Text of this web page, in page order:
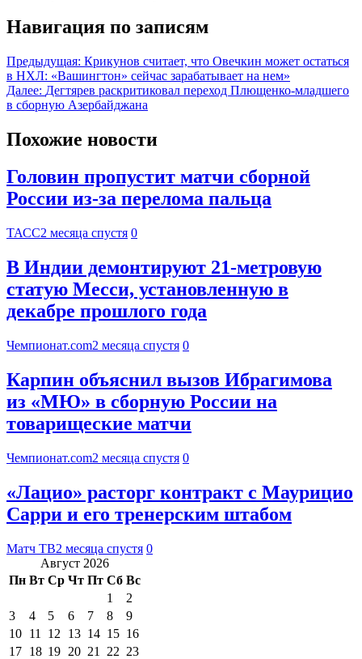
Навигация по записям
Предыдущая: Крикунов считает, что Овечкин может остаться
в НХЛ: «Вашингтон» сейчас зарабатывает на нем»
Далее: Дегтярев раскритиковал переход Плющенко-младшего
в сборную Азербайджана
Похожие новости
Головин пропустит матчи сборной
России из-за перелома пальца
ТАСС2 месяца спустя 0
В Индии демонтируют 21-метровую
статую Месси, установленную в
декабре прошлого года
Чемпионат.com2 месяца спустя 0
Карпин объяснил вызов Ибрагимова
из «МЮ» в сборную России на
товарищеские матчи
Чемпионат.com2 месяца спустя 0
«Лацио» расторг контракт с Маурицио
Сарри и его тренерским штабом
Матч ТВ2 месяца спустя 0
Август 2026
Пн Вт Ср Чт Пт Сб Вс
1
2
3
4 5 6 7 8
9
10 11 12 13 14 15 16
17 18 19 20 21 22 23